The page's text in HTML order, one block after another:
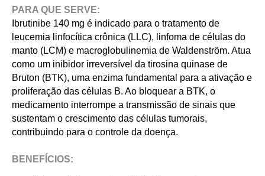
PARA QUE SERVE:
Ibrutinibe 140 mg é indicado para o tratamento de
leucemia linfocítica crônica (LLC), linfoma de células do
manto (LCM) e macroglobulinemia de Waldenström. Atua
como um inibidor irreversível da tirosina quinase de
Bruton (BTK), uma enzima fundamental para a ativação e
proliferação das células B. Ao bloquear a BTK, o
medicamento interrompe a transmissão de sinais que
sustentam o crescimento das células tumorais,
contribuindo para o controle da doença.
BENEFÍCIOS: